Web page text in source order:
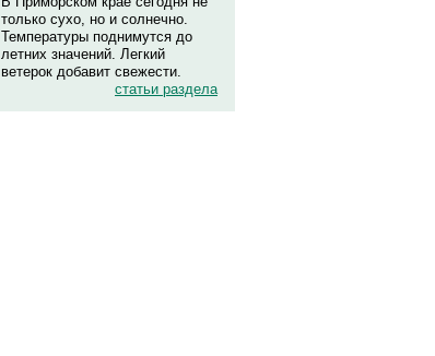
только сухо, но и солнечно.
Температуры поднимутся до
летних значений. Легкий
ветерок добавит свежести.
статьи раздела